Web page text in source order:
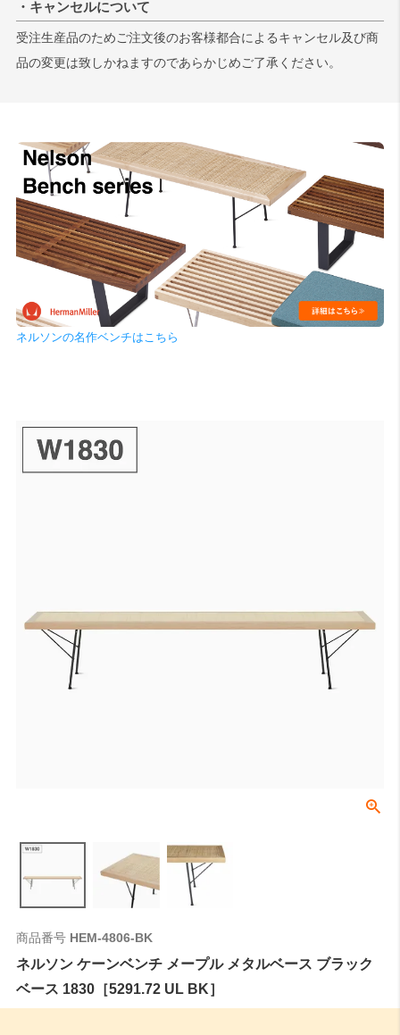
・キャンセルについて
受注生産品のためご注文後のお客様都合によるキャンセル及び商
品の変更は致しかねますのであらかじめご了承ください。
ネルソンの名作ベンチはこちら
商品番号 HEM-4806-BK
ネルソン ケーンベンチ メープル メタルベース ブラック
ベース 1830［5291.72 UL BK］